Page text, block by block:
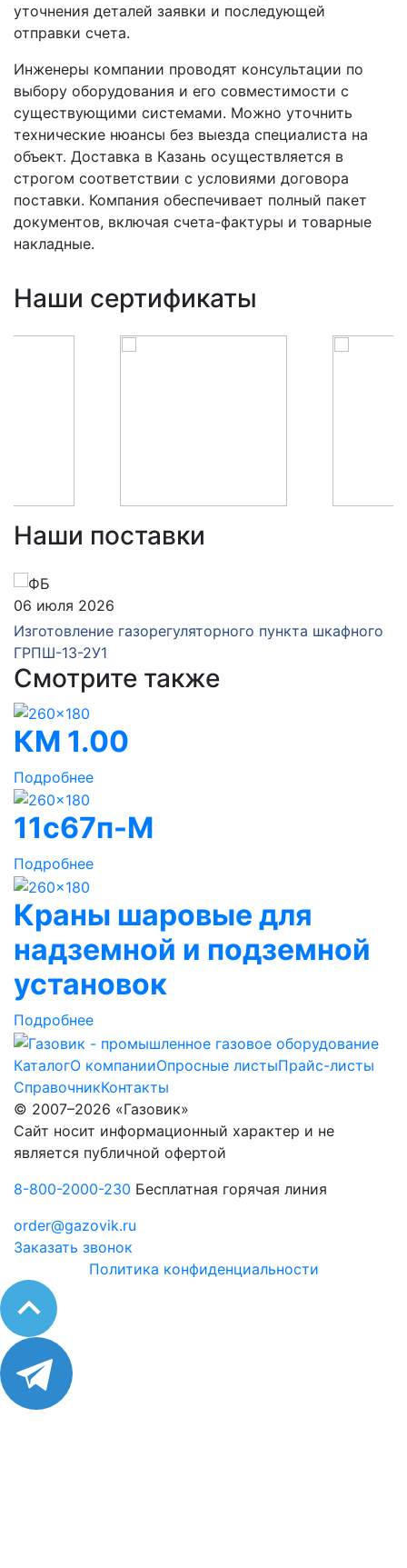
уточнения деталей заявки и последующей
отправки счета.
Инженеры компании проводят консультации по
выбору оборудования и его совместимости с
существующими системами. Можно уточнить
технические нюансы без выезда специалиста на
объект. Доставка в Казань осуществляется в
строгом соответствии с условиями договора
поставки. Компания обеспечивает полный пакет
документов, включая счета-фактуры и товарные
накладные.
Наши сертификаты
Наши поставки
06 июля 2026
Изготовление газорегуляторного пункта шкафного
ГРПШ-13-2У1
Смотрите также
КМ 1.00
Подробнее
11с67п-М
Подробнее
Краны шаровые для
надземной и подземной
установок
Подробнее
КаталогО компанииОпросные листыПрайс-листы
СправочникКонтакты
© 2007–2026 «Газовик»
Сайт носит информационный характер и не
является публичной офертой
8-800-2000-230 Бесплатная горячая линия
order@gazovik.ru
Заказать звонок
Политика конфиденциальности